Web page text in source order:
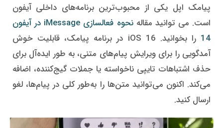
پیامک اپل یکی از محبوب‌ترین برنامه‌های داخلی آیفون
است. می توانید مقاله
نحوه فعالسازی iMessage در آیفون
14
را بخوانید. iOS 16 در برنامه پیامک، قابلیت خوش
آمدگویی را برای ویرایش پیام‌های متنی، به ‌طور ایده‌آل برای
حذف اشتباهات تایپی ناخواسته یا جملات گیج‌کننده، اضافه
می‌کند. اکنون می‌توانید متن‌ها را به‌طور کلی در پیام‌ها، لغو
ارسال کنید.